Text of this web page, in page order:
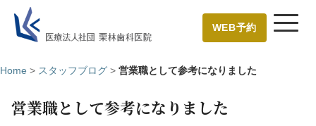
WEB予約
Home > スタッフブログ > 営業職として参考になりました
営業職として参考になりました